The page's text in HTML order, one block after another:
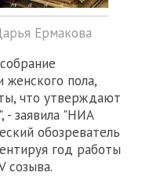
Ермакова
женского пола,
что утверждают
- заявила "НИА
обозреватель
год работы
созыва.